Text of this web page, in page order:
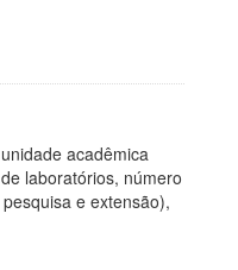
acadêmica
laboratórios, número
e extensão),